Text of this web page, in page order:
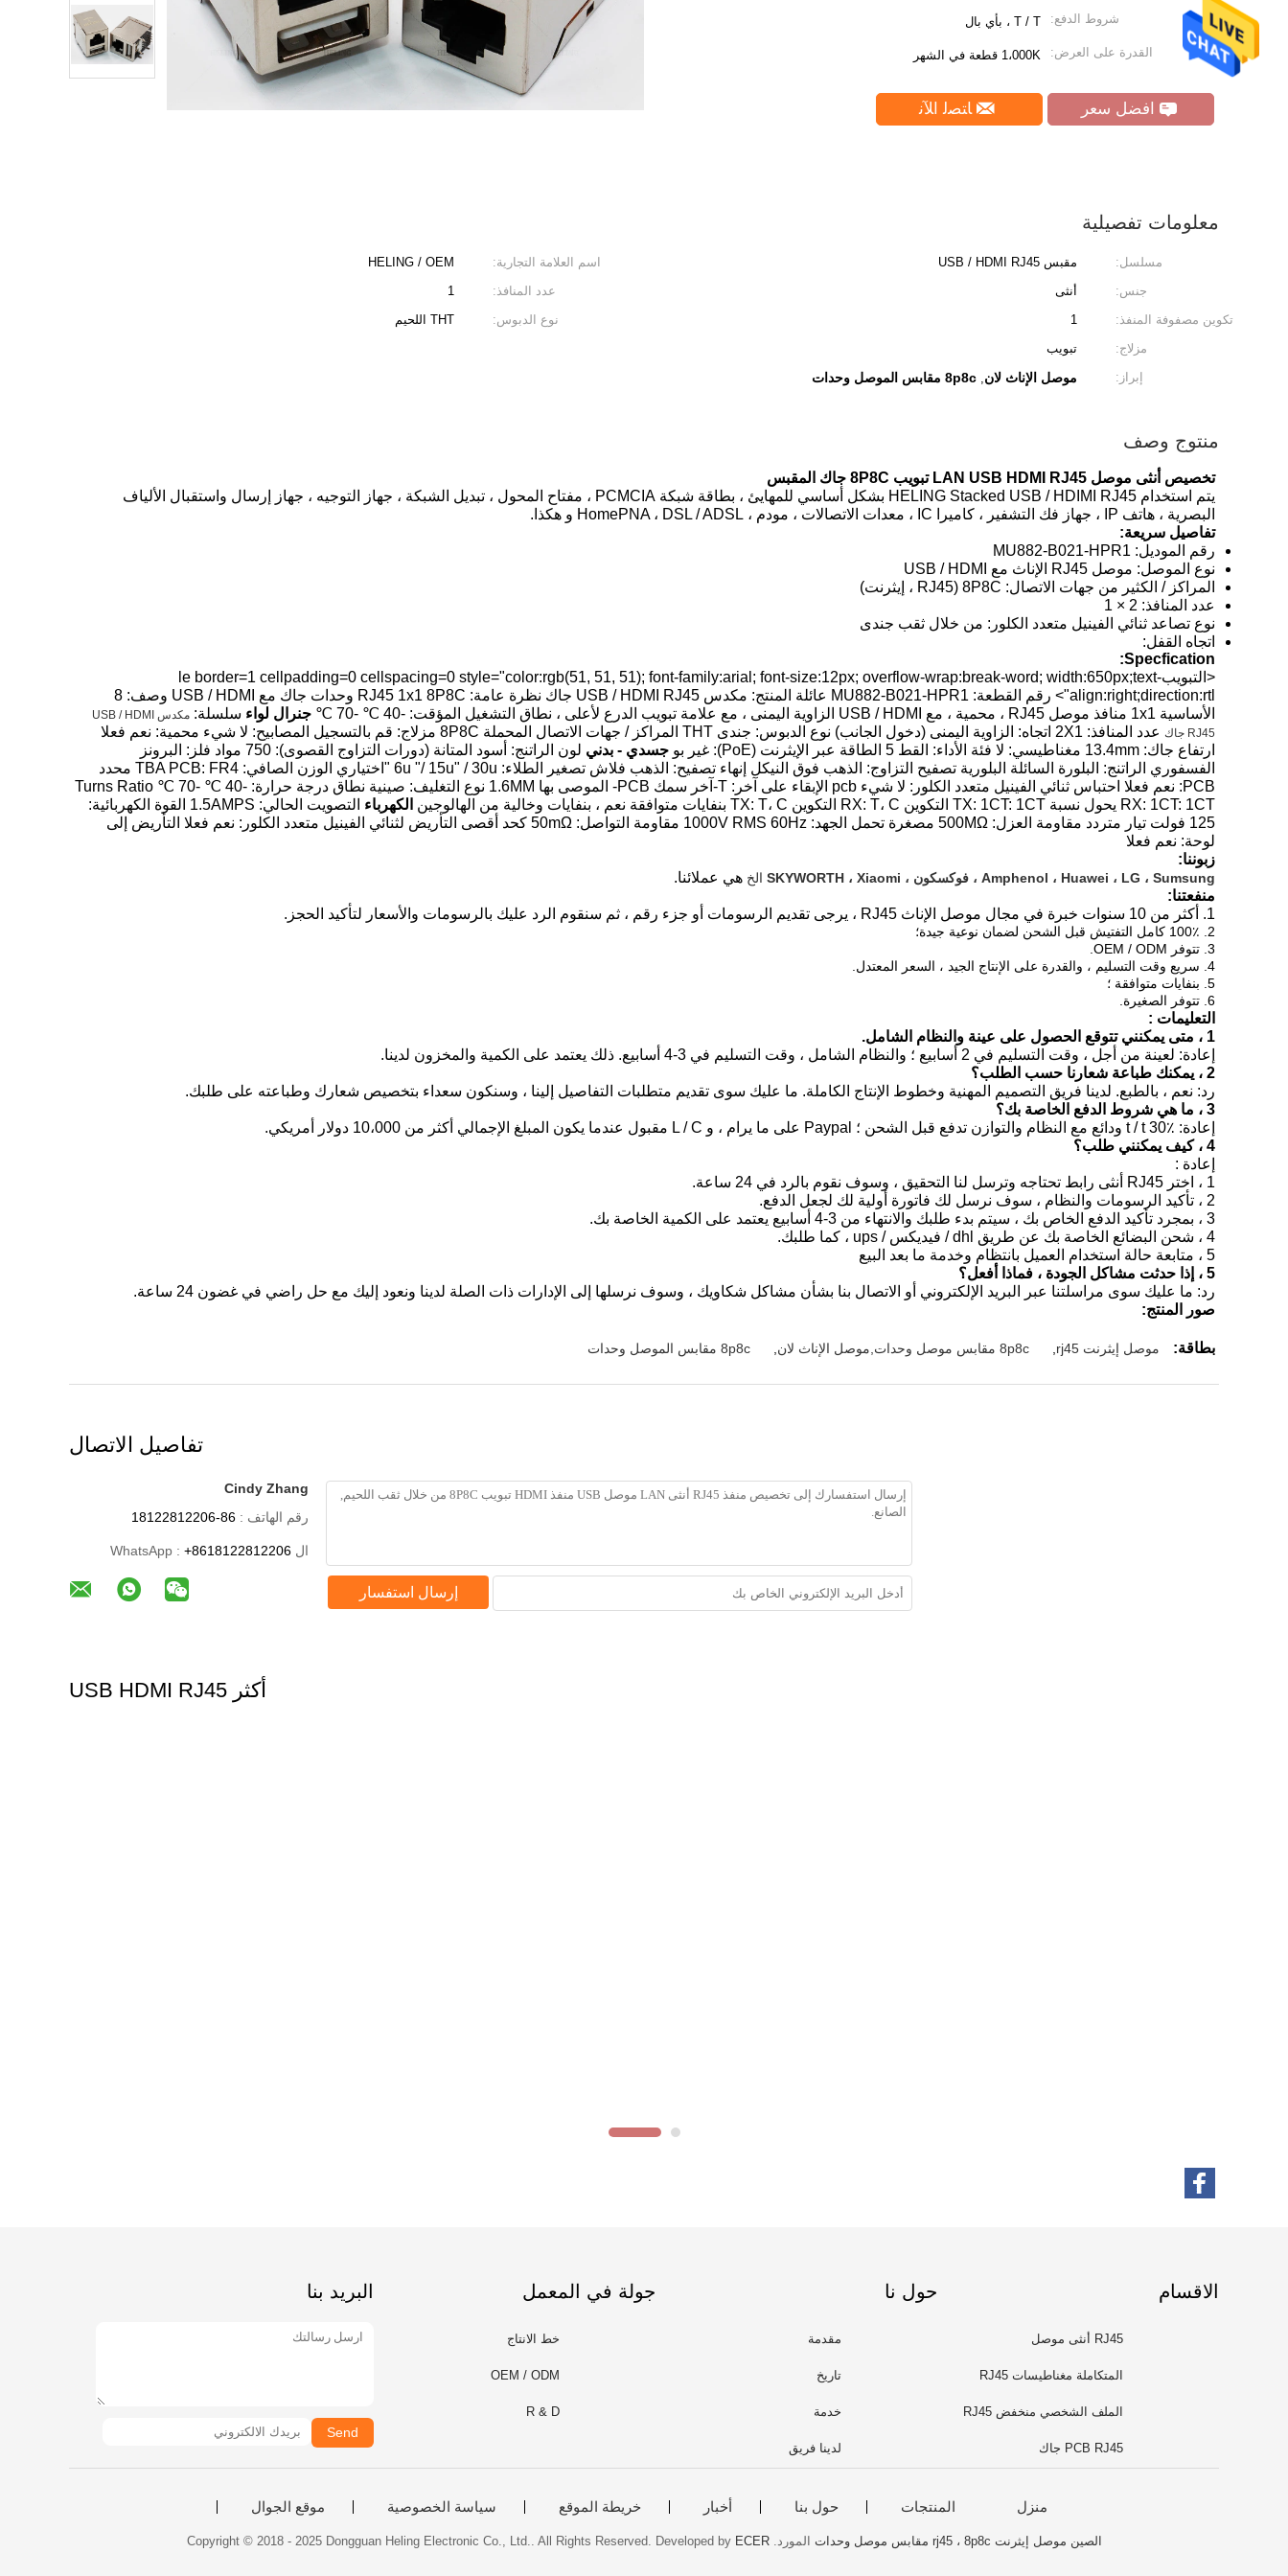
شروط الدفع: T / T ، بأي بال
القدرة على العرض: 1،000K قطعة في الشهر
افضل سعر ﺎﺘﺼﻟ ﺍﻶﻧ
معلومات تفصيلية
مسلسل: مقبس USB / HDMI RJ45 اسم العلامة التجارية:
HELING / OEM
جنس:
أنثى عدد المنافذ:
1
تكوين مصفوفة المنفذ:
1 نوع الدبوس:
THT اللحيم
مزلاج:
تبويب
إبراز:
موصل الإناث لان, 8p8c مقابس الموصل وحدات
منتوج وصف
تخصيص أنثى موصل LAN USB HDMI RJ45 تبويب 8P8C جاك المقبس
يتم استخدام HELING Stacked USB / HDIMI RJ45 بشكل أساسي للمهايئ ، بطاقة شبكة PCMCIA ، مفتاح المحول ، تبديل الشبكة ، جهاز التوجيه ، جهاز إرسال واستقبال الألياف
البصرية ، هاتف IP ، جهاز فك التشفير ، كاميرا IC ، معدات الاتصالات ، مودم ، HomePNA ، DSL / ADSL و هكذا.
تفاصيل سريعة:
رقم الموديل: MU882-B021-HPR1
نوع الموصل: موصل RJ45 الإناث مع USB / HDMI
المراكز / الكثير من جهات الاتصال: 8P8C (RJ45 ، إيثرنت)
عدد المنافذ: 2 × 1
نوع تصاعد ثنائي الفينيل متعدد الكلور: من خلال ثقب جندى
اتجاه القفل:
Specfication:
<التبويبle border=1 cellpadding=0 cellspacing=0 style="color:rgb(51, 51, 51); font-family:arial; font-size:12px; overflow-wrap:break-word; width:650px;text-
align:right;direction:rtl"> رقم القطعة: MU882-B021-HPR1 عائلة المنتج: مكدس USB / HDMI RJ45 جاك نظرة عامة: RJ45 1x1 8P8C وحدات جاك مع USB / HDMI وصف: 8
الأساسية 1x1 منافذ موصل RJ45 ، محمية ، مع USB / HDMI الزاوية اليمنى ، مع علامة تبويب الدرع لأعلى ، نطاق التشغيل المؤقت: -40 ℃ -70 ℃
جنرال لواء سلسلة:
مكدس USB / HDMI
RJ45 جاك
عدد المنافذ: 2X1 اتجاه: الزاوية اليمنى (دخول الجانب) نوع الدبوس: جندى THT المراكز / جهات الاتصال المحملة 8P8C مزلاج: قم بالتسجيل المصابيح: لا شيء محمية: نعم فعلا
ارتفاع جاك: 13.4mm مغناطيسي: لا فئة الأداء: القط 5 الطاقة عبر الإيثرنت (PoE): غير بو
جسدي - بدني
لون الراتنج: أسود المتانة (دورات التزاوج القصوى): 750 مواد فلز: البرونز
الفسفوري الراتنج: البلورة السائلة البلورية تصفيح التزاوج: الذهب فوق النيكل إنهاء تصفيح: الذهب فلاش تصغير الطلاء: 6u "/ 15u" / 30u "اختياري الوزن الصافي: TBA PCB: FR4 محدد
PCB: نعم فعلا احتباس ثنائي الفينيل متعدد الكلور: لا شيء pcb الإبقاء على آخر: T-آخر سمك PCB- الموصى بها 1.6MM نوع التغليف: صينية نطاق درجة حرارة: -40 ℃ -70 ℃ Turns Ratio
RX: 1CT: 1CT يحول نسبة TX: 1CT: 1CT التكوين RX: T، C التكوين TX: T، C بنفايات متوافقة نعم ، بنفايات وخالية من الهالوجين
الكهرباء
التصويت الحالي: 1.5AMPS القوة الكهربائية:
125 فولت تيار متردد مقاومة العزل: 500MΩ مصغرة تحمل الجهد: 1000V RMS 60Hz مقاومة التواصل: 50mΩ كحد أقصى التأريض لثنائي الفينيل متعدد الكلور: نعم فعلا التأريض إلى
لوحة: نعم فعلا
زبوننا:
Amphenol ، Huawei ، LG ، Sumsung ، فوكسكون ، SKYWORTH ، Xiaomi الخ هي عملائنا.
منفعتنا:
1. أكثر من 10 سنوات خبرة في مجال
موصل الإناث RJ45 ، يرجى تقديم الرسومات أو جزء رقم ، ثم سنقوم الرد عليك بالرسومات والأسعار لتأكيد الحجز.
2. 100٪ كامل التفتيش قبل الشحن لضمان نوعية جيدة؛
3. تتوفر OEM / ODM.
4. سريع وقت التسليم ، والقدرة على الإنتاج الجيد ، السعر المعتدل.
5. بنفايات متوافقة ؛
6. تتوفر الصغيرة.
التعليمات :
1 ، متى يمكنني تتوقع الحصول على عينة والنظام الشامل.
إعادة: لعينة من أجل ، وقت التسليم في 2 أسابيع ؛ والنظام الشامل ، وقت التسليم في 3-4 أسابيع. ذلك يعتمد على الكمية والمخزون لدينا.
2 ، يمكنك طباعة شعارنا حسب الطلب؟
رد: نعم ، بالطبع. لدينا فريق التصميم المهنية وخطوط الإنتاج الكاملة. ما عليك سوى تقديم متطلبات التفاصيل إلينا ، وسنكون سعداء بتخصيص شعارك وطباعته على طلبك.
3 ، ما هي شروط الدفع الخاصة بك؟
إعادة: t / t 30٪ ودائع مع النظام والتوازن تدفع قبل الشحن ؛ Paypal على ما يرام ، و L / C مقبول عندما يكون المبلغ الإجمالي أكثر من 10،000 دولار أمريكي.
4 ، كيف يمكنني طلب؟
إعادة :
1 ، اختر RJ45 أنثى رابط تحتاجه وترسل لنا التحقيق ، وسوف نقوم بالرد في 24 ساعة.
2 ، تأكيد الرسومات والنظام ، سوف نرسل لك فاتورة أولية لك لجعل الدفع.
3 ، بمجرد تأكيد الدفع الخاص بك ، سيتم بدء طلبك والانتهاء من 3-4 أسابيع يعتمد على الكمية الخاصة بك.
4 ، شحن البضائع الخاصة بك عن طريق dhl / فيديكس / ups ، كما طلبك.
5 ، متابعة حالة استخدام العميل بانتظام وخدمة ما بعد البيع
5 ، إذا حدثت مشاكل الجودة ، فماذا أفعل؟
رد: ما عليك سوى مراسلتنا عبر البريد الإلكتروني أو الاتصال بنا بشأن مشاكل شكاويك ، وسوف نرسلها إلى الإدارات ذات الصلة لدينا ونعود إليك مع حل راضي في غضون 24 ساعة.
صور المنتج:
بطاقة: موصل إيثرنت rj45 8p8c مقابس موصل وحدات,موصل الإناث لان 8p8c مقابس الموصل وحدات
تفاصيل الاتصال
Cindy Zhang
رقم الهاتف :
ال WhatsApp : +8618122812206
إرسال استفسار
أكثر USB HDMI RJ45
الاقسام
RJ45 أنثى موصل
المتكاملة مغناطيسات RJ45
الملف الشخصي منخفض RJ45
PCB RJ45 جاك
حول نا
مقدمة
تاريخ
خدمة
لدينا فريق
جولة في المعمل
خط الانتاج
OEM / ODM
R & D
البريد بنا
Send
منزل المنتجات حول بنا أخبار خريطة الموقع سياسة الخصوصية موقع الجوال
الصين موصل إيثرنت rj45 ، 8p8c مقابس موصل وحدات المورد. Copyright © 2018 - 2025 Dongguan Heling Electronic Co., Ltd.. All Rights Reserved. Developed byECER